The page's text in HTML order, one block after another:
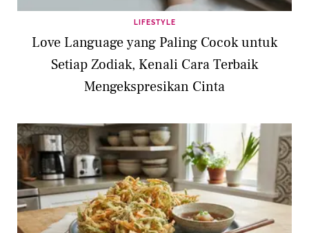
LIFESTYLE
Love Language yang Paling Cocok untuk
Setiap Zodiak, Kenali Cara Terbaik
Mengekspresikan Cinta